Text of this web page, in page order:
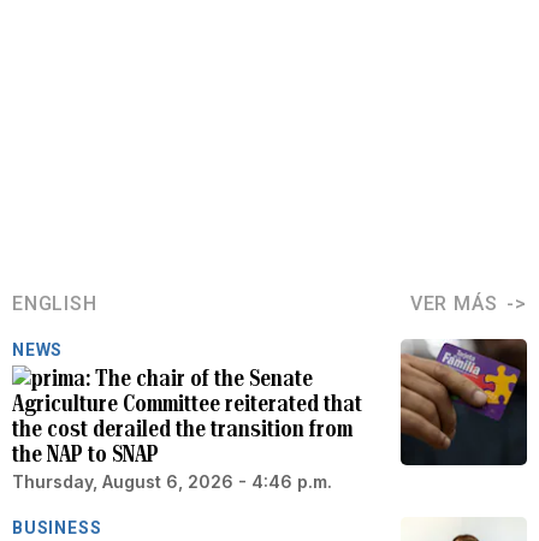
ENGLISH VER MÁS
NEWS
The chair of the Senate
Agriculture Committee reiterated that
the cost derailed the transition from
the NAP to SNAP
Thursday, August 6, 2026 - 4:46 p.m.
BUSINESS